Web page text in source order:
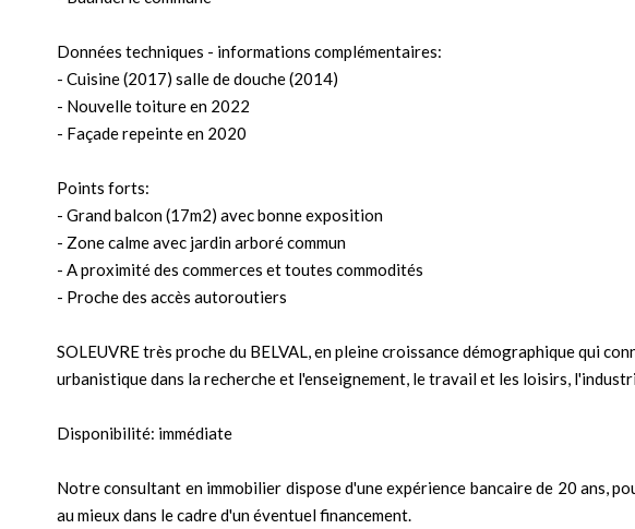
Données techniques - informations complémentaires:
- Cuisine (2017) salle de douche (2014)
- Nouvelle toiture en 2022
- Façade repeinte en 2020
Points forts:
- Grand balcon (17m2) avec bonne exposition
- Zone calme avec jardin arboré commun
- A proximité des commerces et toutes commodités
- Proche des accès autoroutiers
SOLEUVRE très proche du BELVAL, en pleine croissance démographique qui
urbanistique dans la recherche et l'enseignement, le travail et les loisirs,
Disponibilité: immédiate
Notre consultant en immobilier dispose d'une expérience bancaire de 20 ans,
au mieux dans le cadre d'un éventuel financement.